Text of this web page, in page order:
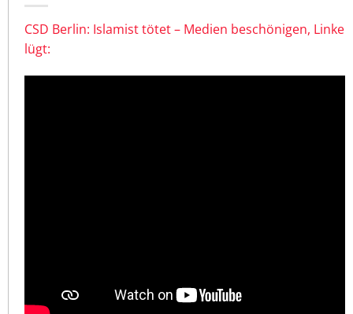
CSD Berlin: Islamist tötet – Medien beschönigen, Linke
lügt: